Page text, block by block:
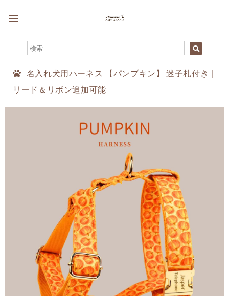
名入れ犬用ハーネス 【パンプキン】 迷子札付き｜
リード＆リボン追加可能